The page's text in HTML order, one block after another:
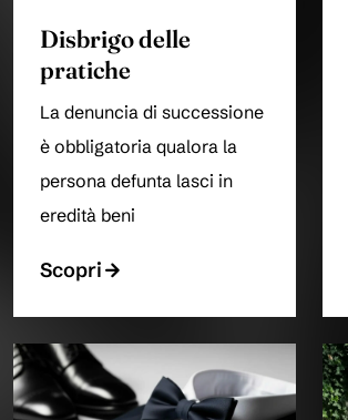
Disbrigo delle
pratiche
La denuncia di successione
è obbligatoria qualora la
persona defunta lasci in
eredità beni
Scopri